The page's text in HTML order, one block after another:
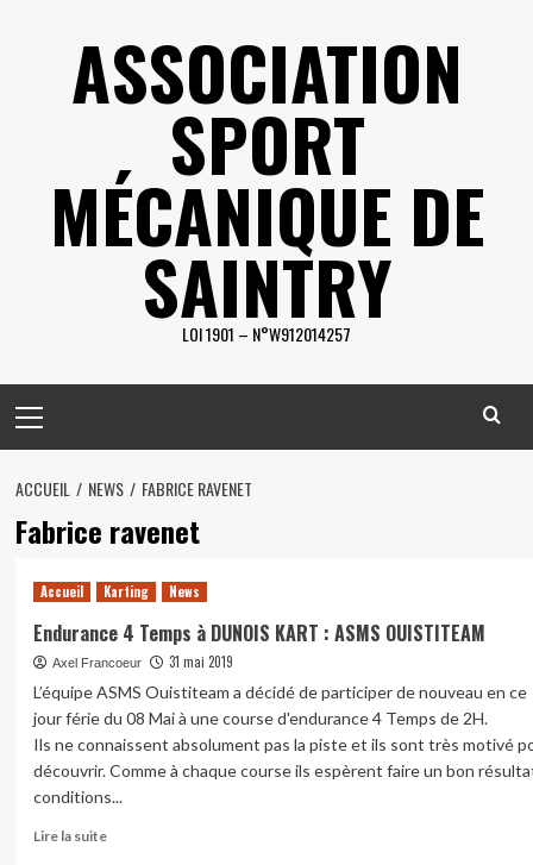
ASSOCIATION
SPORT
MÉCANIQUE DE
SAINTRY
LOI 1901 – N°W912014257
Menu
ACCUEIL NEWS FABRICE RAVENET
Fabrice ravenet
Accueil Karting News
Endurance 4 Temps à DUNOIS KART : ASMS OUISTITEAM
Axel Francoeur 31 mai 2019
L’équipe ASMS Ouistiteam a décidé de participer de nouveau en ce
jour férie du 08 Mai à une course d'endurance 4 Temps de 2H.
Ils ne connaissent absolument pas la piste et ils sont très motivé
découvrir. Comme à chaque course ils espèrent faire un bon
conditions...
Lire la suiteEn